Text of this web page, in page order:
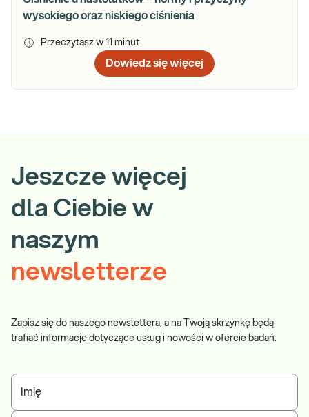
wysokiego oraz niskiego ciśnienia
Przeczytasz w 11 minut
Dowiedz się więcej
Jeszcze więcej
dla Ciebie w
naszym
newsletterze
Zapisz się do naszego newslettera, a na Twoją skrzynkę będą
trafiać informacje dotyczące usług i nowości w ofercie badań.
Imię